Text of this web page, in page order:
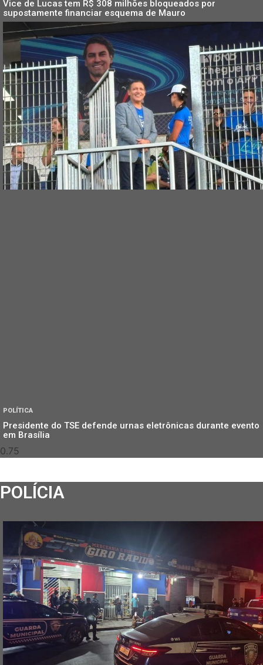
Vice de Lucas tem R$ 308 milhões bloqueados por
supostamente financiar esquema de Mauro
POLÍTICA
Presidente do TSE defende urnas eletrônicas durante evento
em Brasília
POLÍCIA